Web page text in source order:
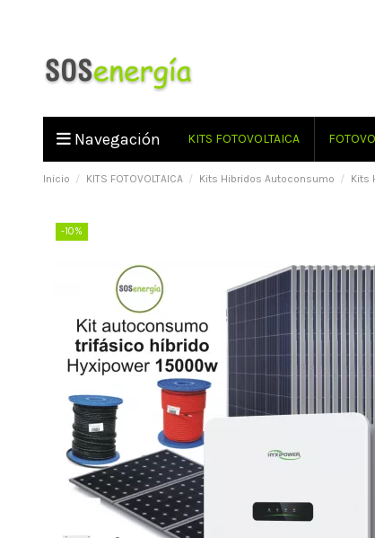
Navegación KITS FOTOVOLTAICA
Inicio KITS FOTOVOLTAICA Kits Hibridos Autoconsumo Kits
-10%